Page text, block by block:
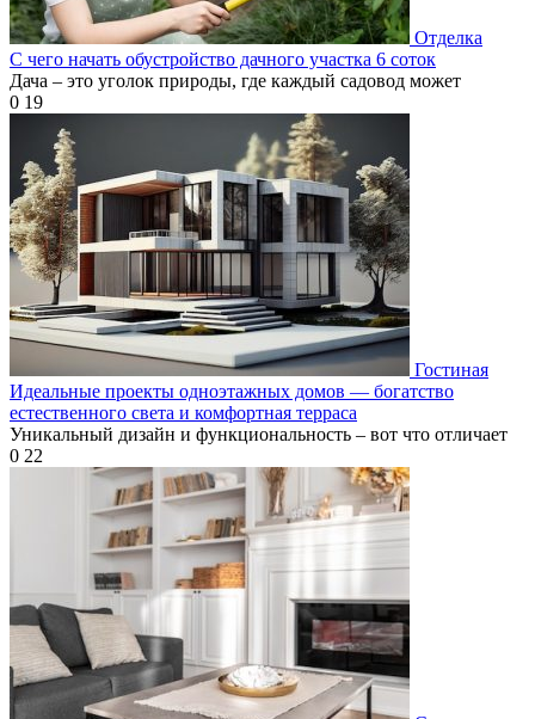
Отделка
С чего начать обустройство дачного участка 6 соток
Дача – это уголок природы, где каждый садовод может
0 19
Гостиная
Идеальные проекты одноэтажных домов — богатство
естественного света и комфортная терраса
Уникальный дизайн и функциональность – вот что отличает
0 22